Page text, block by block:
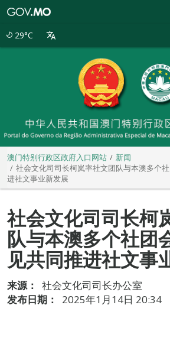
29°C
澳门特别行政区政府入口网站
新闻
社会文化司司长柯岚率社文团队与本澳多个
进社文事业新发展
社会文化司司长柯
队与本澳多个社团
见共同推进社文事
来源：
社会文化司司长办公室
发布日期：
2025年1月14日 20:34